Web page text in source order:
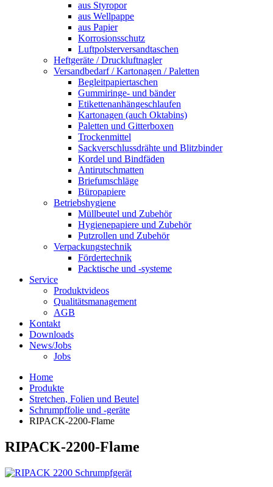
aus Styropor
aus Wellpappe
aus Papier
Korrosionsschutz
Luftpolsterversandtaschen
Heftgeräte / Druckluftnagler
Versandbedarf / Kartonagen / Paletten
Begleitpapiertaschen
Gummiringe- und bänder
Etikettenanhängeschlaufen
Kartonagen (auch Oktabins)
Paletten und Gitterboxen
Trockenmittel
Sackverschlussdrähte und Blitzbinder
Kordel und Bindfäden
Antirutschmatten
Briefumschläge
Büropapiere
Betriebshygiene
Müllbeutel und Zubehör
Hygienepapiere und Zubehör
Putzrollen und Zubehör
Verpackungstechnik
Fördertechnik
Packtische und -systeme
Service
Produktvideos
Qualitätsmanagement
AGB
Kontakt
Downloads
News/Jobs
Jobs
Home
Produkte
Stretchen, Folien und Beutel
Schrumpffolie und -geräte
RIPACK-2200-Flame
RIPACK-2200-Flame